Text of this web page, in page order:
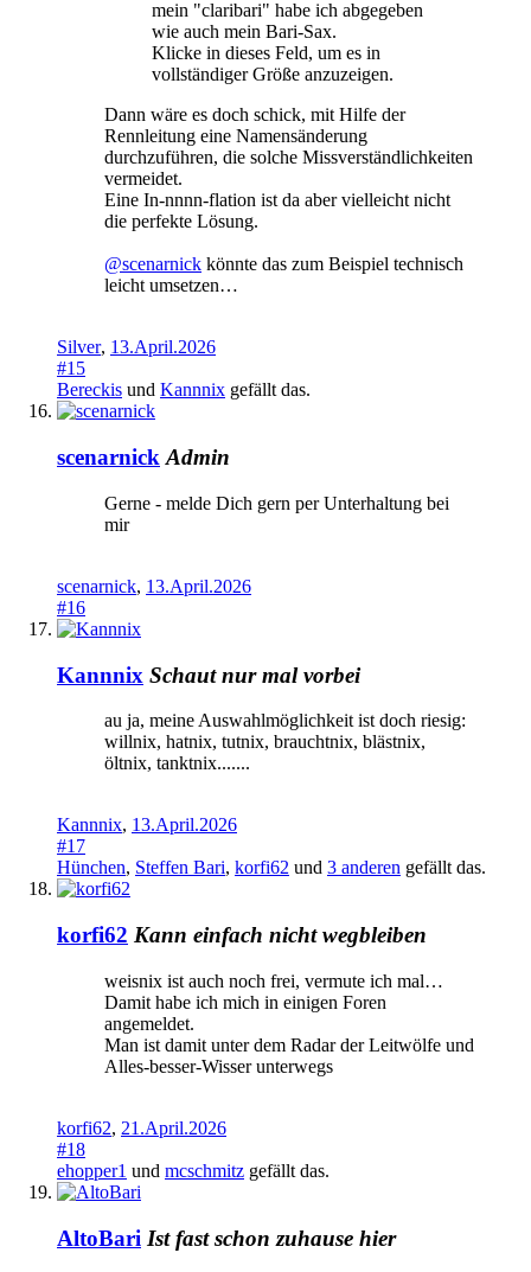
mein "claribari" habe ich abgegeben
wie auch mein Bari-Sax.
Klicke in dieses Feld, um es in
vollständiger Größe anzuzeigen.
Dann wäre es doch schick, mit Hilfe der
Rennleitung eine Namensänderung
durchzuführen, die solche Missverständlichkeiten
vermeidet.
Eine In-nnnn-flation ist da aber vielleicht nicht
die perfekte Lösung.
@scenarnick könnte das zum Beispiel technisch
leicht umsetzen…
Silver, 13.April.2026
#15
Bereckis und Kannnix gefällt das.
scenarnick Admin
Gerne - melde Dich gern per Unterhaltung bei
mir
scenarnick, 13.April.2026
#16
Kannnix Schaut nur mal vorbei
au ja, meine Auswahlmöglichkeit ist doch riesig:
willnix, hatnix, tutnix, brauchtnix, blästnix,
öltnix, tanktnix.......
Kannnix, 13.April.2026
#17
Hünchen, Steffen Bari, korfi62 und 3 anderen gefällt das.
korfi62 Kann einfach nicht wegbleiben
weisnix ist auch noch frei, vermute ich mal…
Damit habe ich mich in einigen Foren
angemeldet.
Man ist damit unter dem Radar der Leitwölfe und
Alles-besser-Wisser unterwegs
korfi62, 21.April.2026
#18
ehopper1 und mcschmitz gefällt das.
AltoBari Ist fast schon zuhause hier